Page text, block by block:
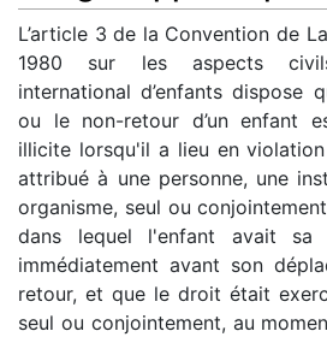
L’article 3 de la Convention de
1980 sur les aspects
international d’enfants dispose
ou le non-retour d’un enfant
illicite lorsqu'il a lieu en
attribué à une personne, une
organisme, seul ou
dans lequel l'enfant avait sa
immédiatement avant son
retour, et que le droit était
seul ou conjointement, au